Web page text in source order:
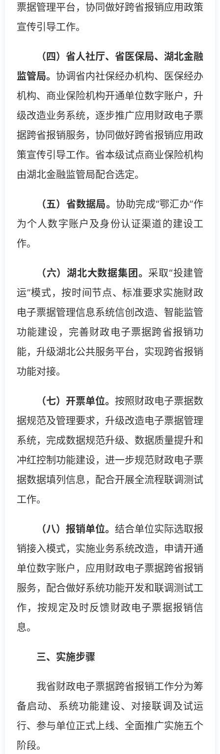
票据管理平台，协同做好跨省报销应用政策
宣传引导工作。
（四）省人社厅、省医保局、湖北金融
监管局。 协调省内社保经办机构、医保经办
机构、商业保险机构开通单位数字账户，升
级改造业务系统，逐步推广应用财政电子票
据跨省报销服务，协同做好跨省报销应用政
策宣传引导工作。省本级试点商业保险机构
由湖北金融监管局配合选定。
（五）省数据局。 协助完成“鄂汇办”作
为个人数字账户及身份认证渠道的建设工
作。
（六）湖北大数据集团。 采取“投建管
运”模式，按时间节点、标准要求实施财政
电子票据管理信息系统信创改造、智能监管
功能建设，完善财政电子票据跨省报销功
能，升级湖北公共服务平台，实现跨省报销
功能对接。
（七）开票单位。 按照财政电子票据数
据规范及管理要求，升级改造电子票据管理
系统，完成数据规范升级、数据质量提升和
冲红控制功能建设，进一步规范财政电子票
据数据填列信息，配合开展全流程联调测试
工作。
（八）报销单位。 结合单位实际选取报
销接入模式，实施业务系统改造，申请开通
单位数字账户，应用财政电子票据跨省报销
服务，配合做好系统功能开发和联调测试工
作，按规定及时反馈财政电子票据报销信
息。
三、实施步骤
我省财政电子票据跨省报销工作分为筹
备启动、系统功能建设、对接联调及试运
行、参与单位正式上线、全面推广实施五个
阶段。